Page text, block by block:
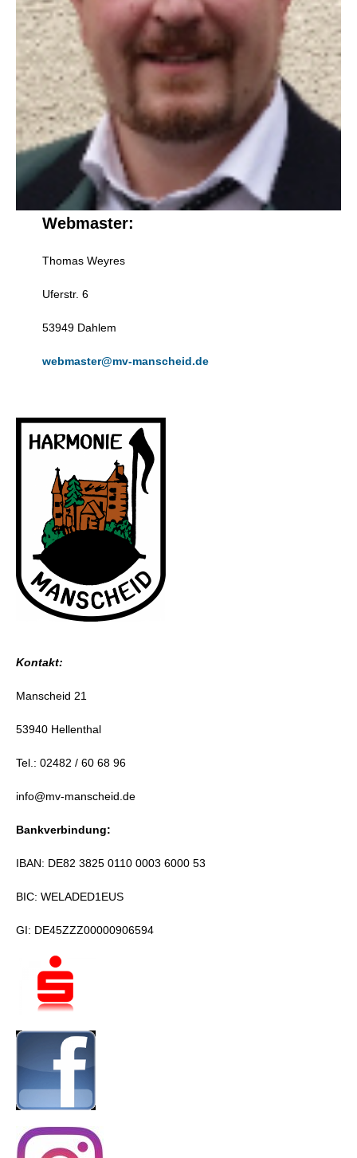
Webmaster:
Thomas Weyres
Uferstr. 6
53949 Dahlem
webmaster@mv-manscheid.de
Kontakt:
Manscheid 21
53940 Hellenthal
Tel.: 02482 / 60 68 96
info@mv-manscheid.de
Bankverbindung:
IBAN: DE82 3825 0110 0003 6000 53
BIC: WELADED1EUS
GI: DE45ZZZ00000906594